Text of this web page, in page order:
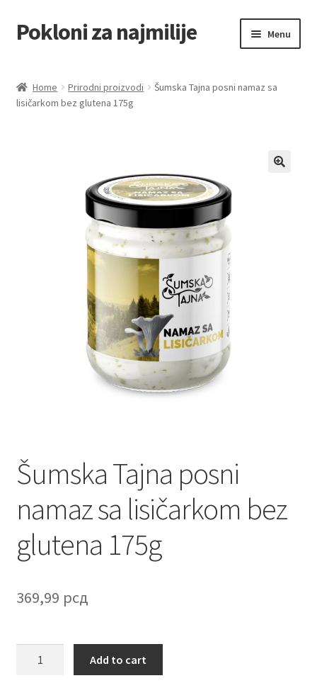
Skip
to
Skip
to
Pokloni za najmilije Menu
Akcija za dan zaljubljenih
Cveće
Delivery
Destilati
FAQ
Igračke
Home Prirodni proizvodi
Šumska Tajna posni namaz sa
lisičarkom bez glutena 175g
Šumska Tajna posni
namaz sa lisičarkom bez
glutena 175g
369,99 рсд
Add to cart